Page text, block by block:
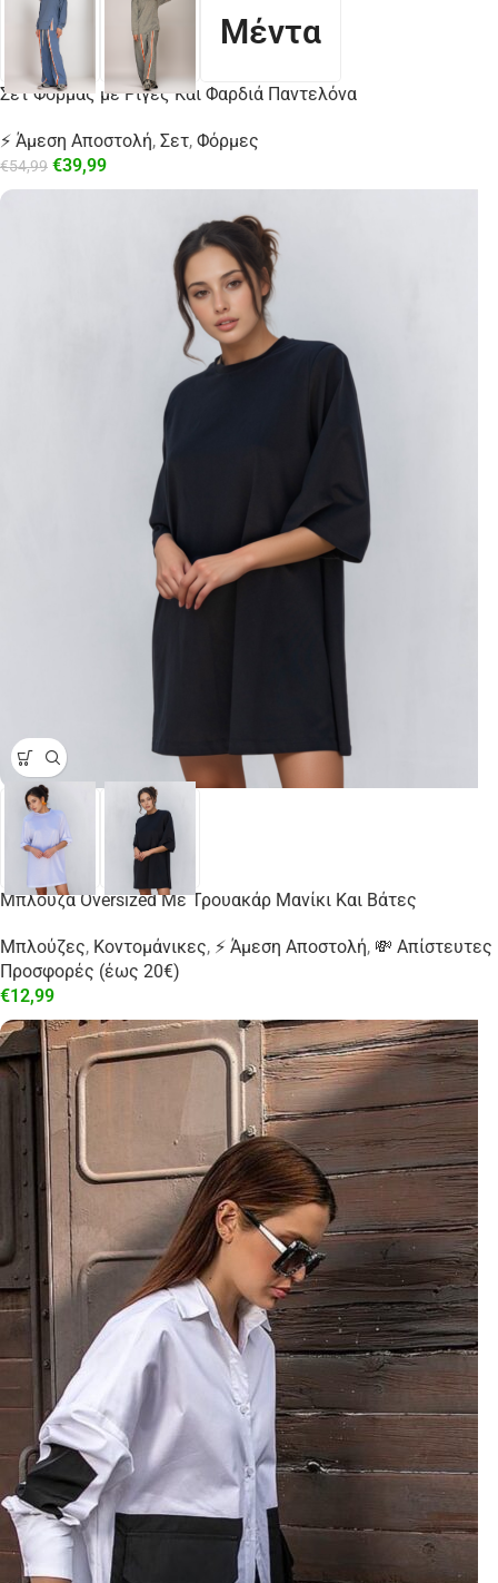
Μέντα
Σετ Φόρμας με Ρίγες Και Φαρδιά Παντελόνα
⚡ Άμεση Αποστολή, Σετ, Φόρμες
€54,99 €39,99
Μπλούζα Oversized Με Τρουακάρ Μανίκι Και Βάτες
Μπλούζες, Κοντομάνικες, ⚡ Άμεση Αποστολή, 💸 Απίστευτες
Προσφορές (έως 20€)
€12,99